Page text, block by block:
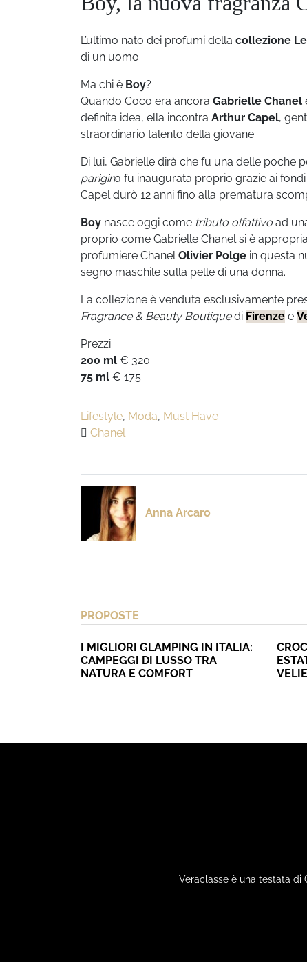
L’ultimo nato dei profumi della collezione
di un uomo.
Ma chi è Boy?
Quando Coco era ancora Gabrielle Chanel
definita idea, ella incontra Arthur Capel,
straordinario talento della giovane.
Di lui, Gabrielle dirà che fu una delle poche
parigina fu inaugurata proprio grazie ai
Capel durò 12 anni fino alla prematura
Boy nasce oggi come tributo olfattivo ad
proprio come Gabrielle Chanel si è
profumiere ChanelOlivier Polge in questa
segno maschile sulla pelle di una donna.
La collezione è venduta esclusivamente
Fragrance & Beauty Boutiquedi Firenze e
Prezzi
200 ml € 320
75 ml € 175
Lifestyle, Moda, Must Have
Chanel
Anna Arcaro
PROPOSTE
I MIGLIORI GLAMPING IN ITALIA:
CAMPEGGI DI LUSSO TRA
NATURA E COMFORT
Veraclasse è una testata di